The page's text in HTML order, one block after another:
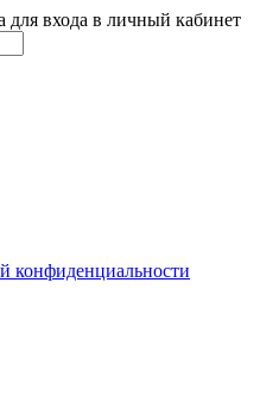
для входа в личный кабинет
конфиденциальности